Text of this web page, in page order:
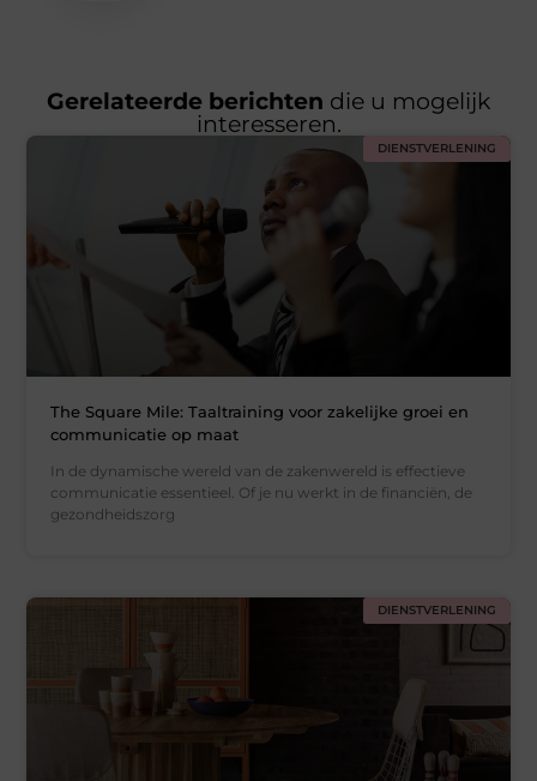
Gerelateerde berichten die u mogelijk
interesseren.
DIENSTVERLENING
The Square Mile: Taaltraining voor zakelijke groei en
communicatie op maat
In de dynamische wereld van de zakenwereld is effectieve
communicatie essentieel. Of je nu werkt in de financiën, de
gezondheidszorg
DIENSTVERLENING